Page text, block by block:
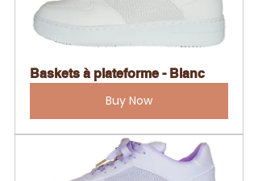
Baskets à plateforme - Blanc
Buy Now